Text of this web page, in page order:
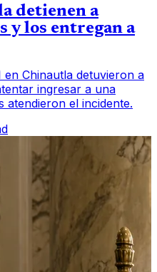
detienen a
y los entregan a
en Chinautla detuvieron a
ingresar a una
atendieron el incidente.